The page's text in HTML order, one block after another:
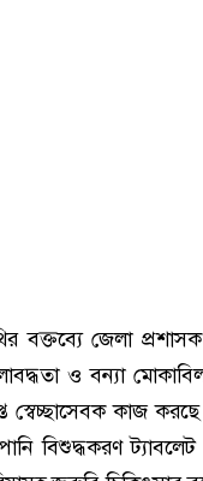
বক্তব্যে জেলা
ও বন্যা
স্বেচ্ছাসেবক কাজ
বিশুদ্ধকরণ